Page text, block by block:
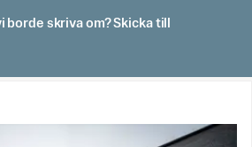
borde skriva om? Skicka till